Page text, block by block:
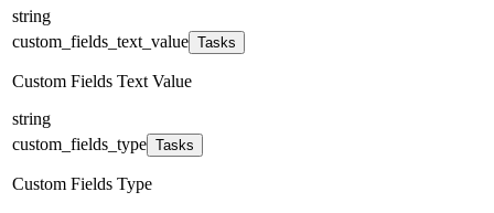
string
custom_fields_text_value Tasks
Custom Fields Text Value
string
custom_fields_type Tasks
Custom Fields Type